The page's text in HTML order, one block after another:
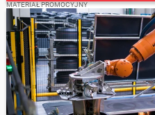
MATERIAŁ PROMOCYJNY